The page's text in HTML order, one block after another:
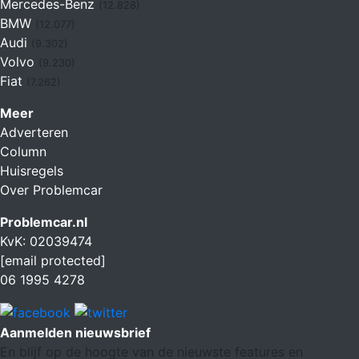
Mercedes-Benz
BMW
Audi
Volvo
Fiat (7.262)
Meer
Adverteren
Column
Huisregels
Over Problemcar
Problemcar.nl
KvK: 02039474
[email protected]
06 1995 4278
Aanmelden nieuwsbrief
En blijf op de hoogte van de nieuwste features en